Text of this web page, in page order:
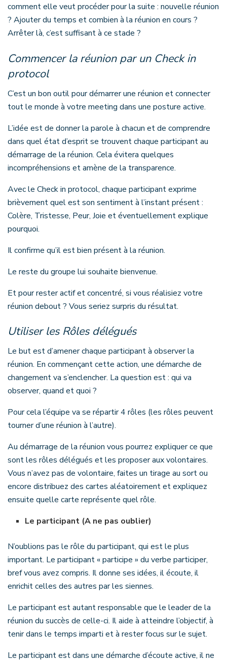
comment elle veut procéder pour la suite : nouvelle réunion
? Ajouter du temps et combien à la réunion en cours ?
Arrêter là, c’est suffisant à ce stade ?
Commencer la réunion par un Check in
protocol
C’est un bon outil pour démarrer une réunion et connecter
tout le monde à votre meeting dans une posture active.
L’idée est de donner la parole à chacun et de comprendre
dans quel état d’esprit se trouvent chaque participant au
démarrage de la réunion. Cela évitera quelques
incompréhensions et amène de la transparence.
Avec le Check in protocol, chaque participant exprime
brièvement quel est son sentiment à l’instant présent :
Colère, Tristesse, Peur, Joie et éventuellement explique
pourquoi.
Il confirme qu’il est bien présent à la réunion.
Le reste du groupe lui souhaite bienvenue.
Et pour rester actif et concentré, si vous réalisiez votre
réunion debout ? Vous seriez surpris du résultat.
Utiliser les Rôles délégués
Le but est d’amener chaque participant à observer la
réunion. En commençant cette action, une démarche de
changement va s’enclencher. La question est : qui va
observer, quand et quoi ?
Pour cela l’équipe va se répartir 4 rôles (les rôles peuvent
tourner d’une réunion à l’autre).
Au démarrage de la réunion vous pourrez expliquer ce que
sont les rôles délégués et les proposer aux volontaires.
Vous n’avez pas de volontaire, faites un tirage au sort ou
encore distribuez des cartes aléatoirement et expliquez
ensuite quelle carte représente quel rôle.
Le participant (A ne pas oublier)
N’oublions pas le rôle du participant, qui est le plus
important. Le participant « participe » du verbe participer,
bref vous avez compris. Il donne ses idées, il écoute, il
enrichit celles des autres par les siennes.
Le participant est autant responsable que le leader de la
réunion du succès de celle-ci. Il aide à atteindre l’objectif, à
tenir dans le temps imparti et à rester focus sur le sujet.
Le participant est dans une démarche d’écoute active, il ne